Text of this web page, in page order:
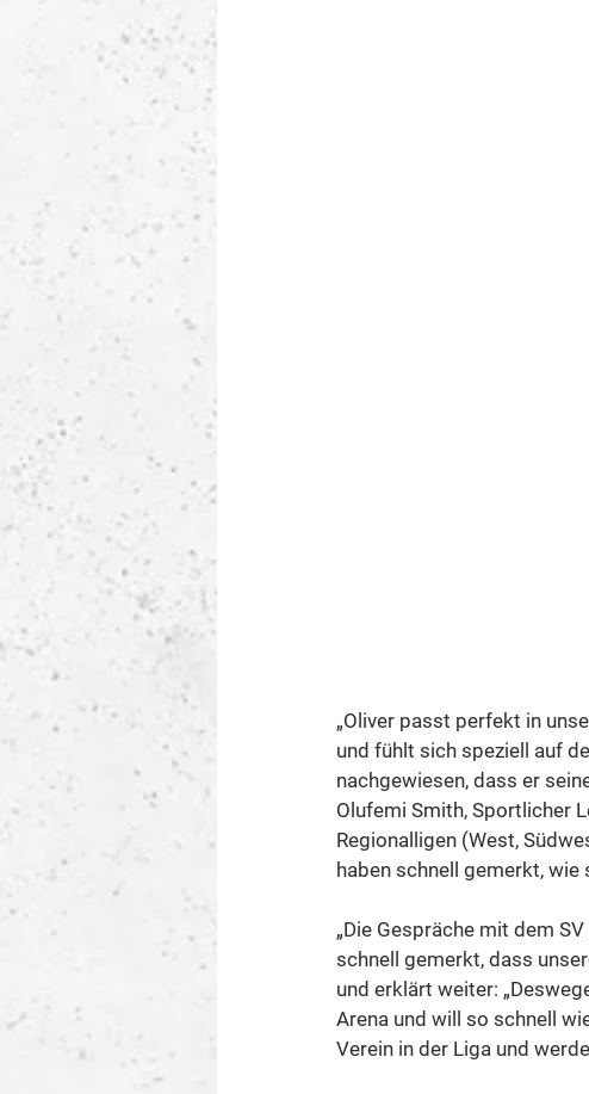
„Oliver passt perfekt in
und fühlt sich speziell auf
nachgewiesen, dass er
Olufemi Smith, Sportlicher
Regionalligen (West,
haben schnell gemerkt, wie
„Die Gespräche mit dem
schnell gemerkt, dass
und erklärt weiter:
Arena und will so schnell
Verein in der Liga und